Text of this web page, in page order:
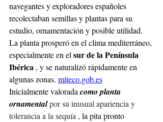
navegantes y exploradores españoles
recolectaban semillas y plantas para su
estudio, ornamentación y posible utilidad.
La planta prosperó en el clima mediterráneo,
especialmente en elsur de la Península
Ibérica , y se naturalizó rápidamente en
algunas zonas. miteco.gob.es
Inicialmente valoradacomo planta
ornamental por su inusual apariencia y
tolerancia a la sequía , la pita pronto